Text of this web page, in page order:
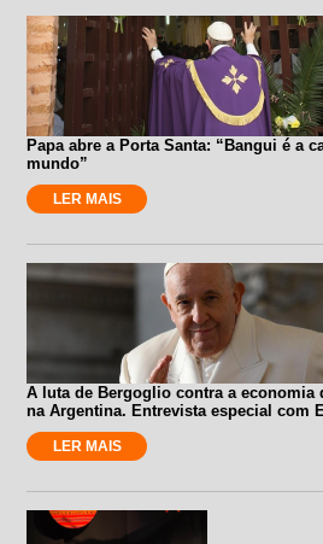
Papa abre a Porta Santa: “Bangui é a
mundo”
LER MAIS
A luta de Bergoglio contra a economia
na Argentina. Entrevista especial com
LER MAIS